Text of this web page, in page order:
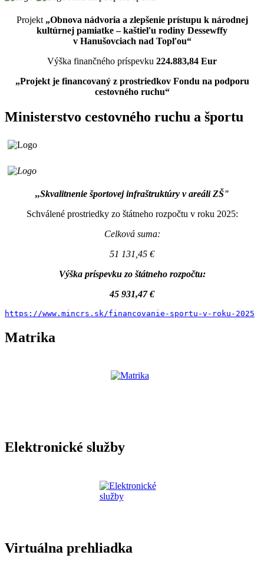
Projekt „Obnova nádvoria a zlepšenie prístupu k národnej
kultúrnej pamiatke – kaštieľu rodiny Dessewffy
v Hanušovciach nad Topľou“
Výška finančného príspevku 224.883,84 Eur
„Projekt je financovaný z prostriedkov Fondu na podporu
cestovného ruchu“
Ministerstvo cestovného ruchu a športu
,,Skvalitnenie športovej infraštruktúry v areáli ZŠ"
Schválené prostriedky zo štátneho rozpočtu v roku 2025:
Celková suma:
51 131,45 €
Výška príspevku zo štátneho rozpočtu:
45 931,47 €
https://www.mincrs.sk/financovanie-sportu-v-roku-2025
Matrika
Elektronické služby
Virtuálna prehliadka